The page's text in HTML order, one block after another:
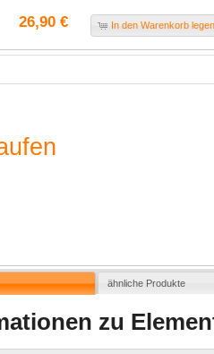
26,90 € In den Warenkorb
ähnliche Produkte
zu